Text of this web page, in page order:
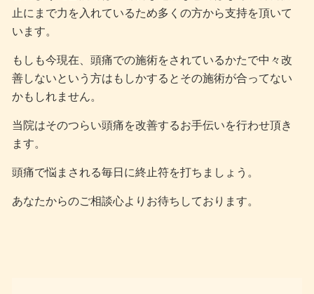
止にまで力を入れているため多くの方から支持を頂いて
います。
もしも今現在、頭痛での施術をされているかたで中々改
善しないという方はもしかするとその施術が合ってない
かもしれません。
当院はそのつらい頭痛を改善するお手伝いを行わせ頂き
ます。
頭痛で悩まされる毎日に終止符を打ちましょう。
あなたからのご相談心よりお待ちしております。